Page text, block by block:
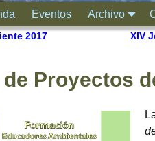
Eventos Archivo
2017
XIV
Proyectos